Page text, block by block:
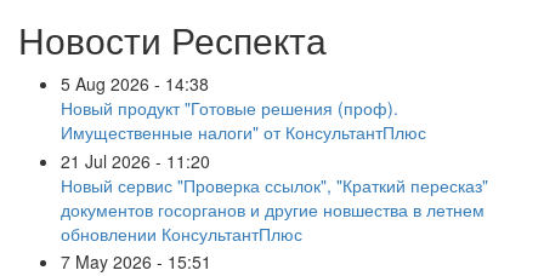
Новости Респекта
5 Aug 2026 - 14:38
Новый продукт "Готовые решения (проф).
Имущественные налоги" от КонсультантПлюс
21 Jul 2026 - 11:20
Новый сервис "Проверка ссылок", "Краткий пересказ"
документов госорганов и другие новшества в летнем
обновлении КонсультантПлюс
7 May 2026 - 15:51